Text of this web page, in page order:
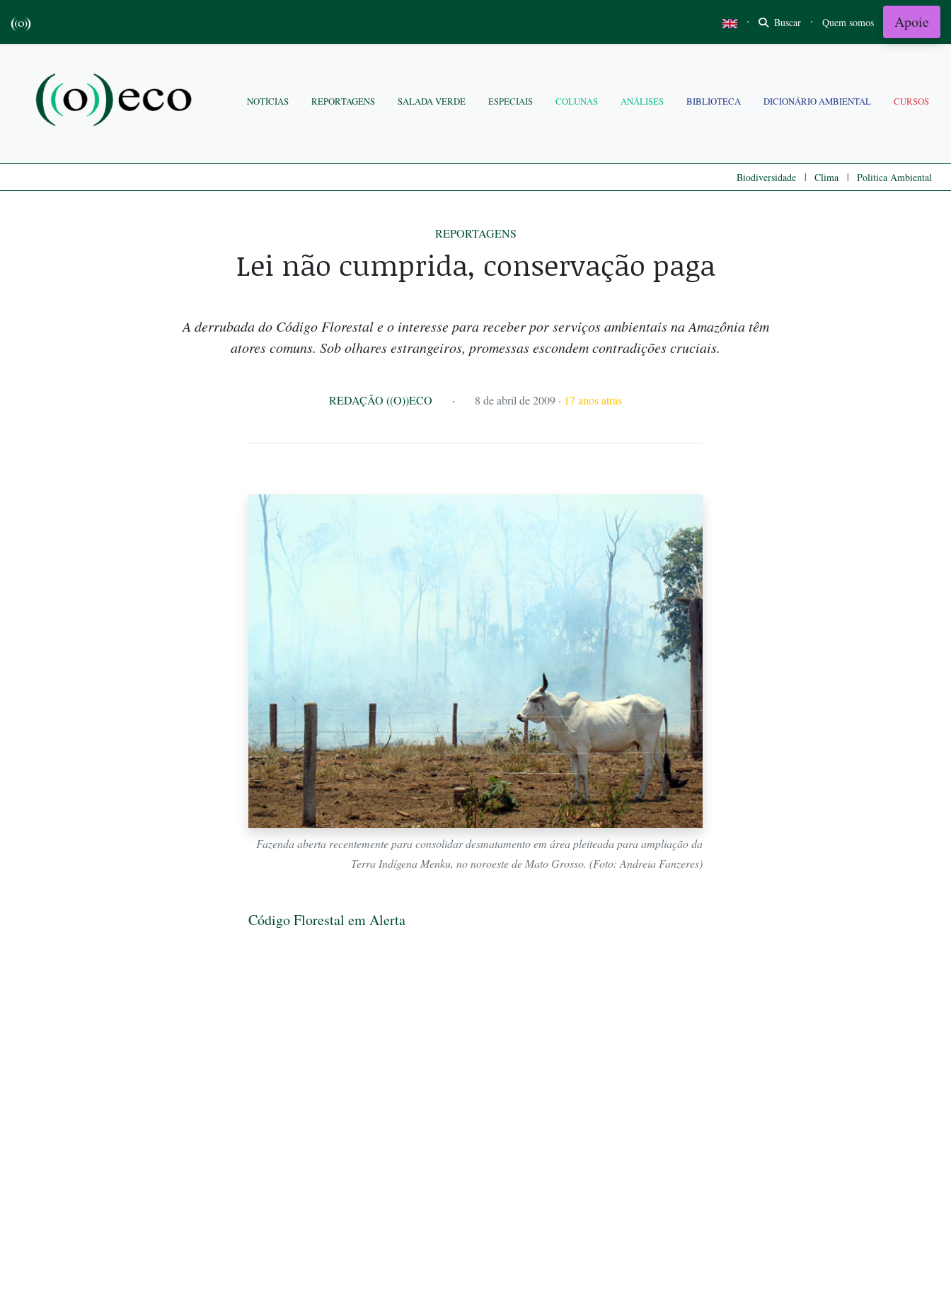
· Buscar · Quem somos Apoie
NOTÍCIAS REPORTAGENS SALADA VERDE ESPECIAIS COLUNAS ANÁLISES BIBLIOTECA DICIONÁRIO AMBIENTAL CURSOS
Biodiversidade | Clima | Politica Ambiental
REPORTAGENS
Lei não cumprida, conservação paga
A derrubada do Código Florestal e o interesse para receber por serviços ambientais na Amazônia têm
atores comuns. Sob olhares estrangeiros, promessas escondem contradições cruciais.
REDAÇÃO ((O))ECO · 8 de abril de 2009 · 17 anos atrás
Fazenda aberta recentemente para consolidar desmatamento em área pleiteada para ampliação da
Terra Indígena Menku, no noroeste de Mato Grosso. (Foto: Andreia Fanzeres)
Código Florestal em Alerta